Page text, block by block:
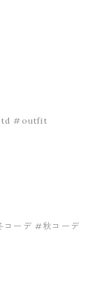
#outfit
コーデ #秋コーデ